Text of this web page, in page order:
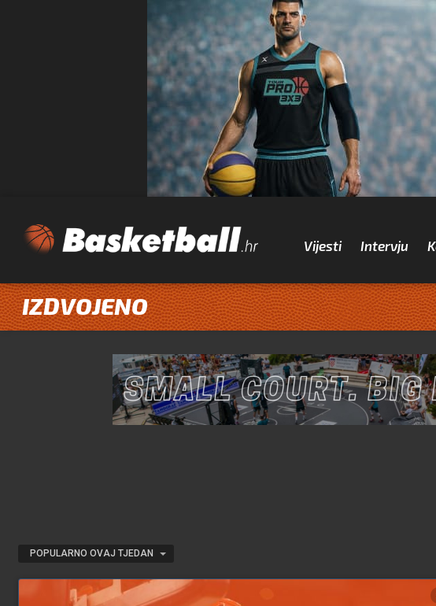
Vijesti Intervju
IZDVOJENO
POPULARNO OVAJ TJEDAN